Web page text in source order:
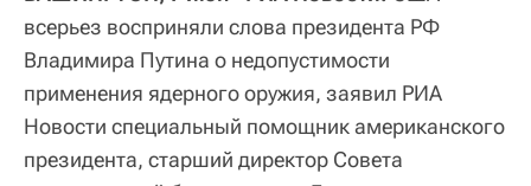
всерьез восприняли слова президента РФ
Владимира Путина о недопустимости
применения ядерного оружия, заявил РИА
Новости специальный помощник американского
президента, старший директор Совета